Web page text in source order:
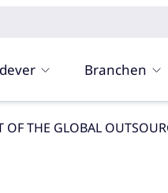
Branchen
OF THE GLOBAL